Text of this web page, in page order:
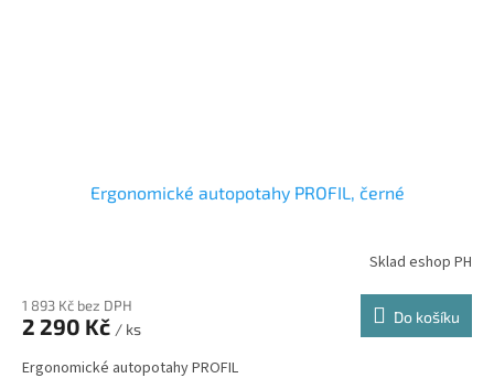
Ergonomické autopotahy PROFIL, černé
Sklad eshop PH
1 893 Kč bez DPH
2 290 Kč / ks
Do košíku
Ergonomické autopotahy PROFIL